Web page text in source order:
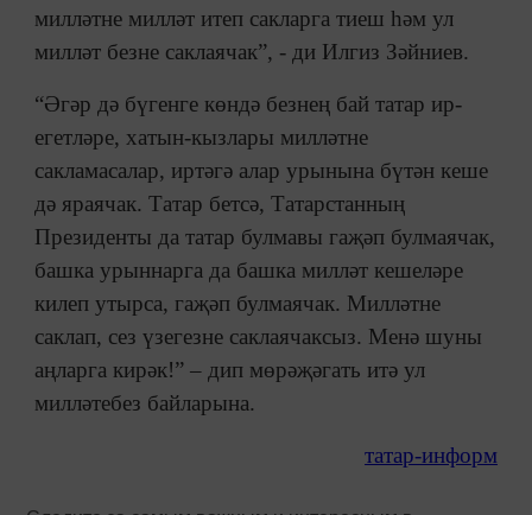
милләтне милләт итеп сакларга тиеш һәм ул
милләт безне саклаячак”, - ди Илгиз Зәйниев.
“Әгәр дә бүгенге көндә безнең бай татар ир-
егетләре, хатын-кызлары милләтне
сакламасалар, иртәгә алар урынына бүтән кеше
дә яраячак. Татар бетсә, Татарстанның
Президенты да татар булмавы гаҗәп булмаячак,
башка урыннарга да башка милләт кешеләре
килеп утырса, гаҗәп булмаячак. Милләтне
саклап, сез үзегезне саклаячаксыз. Менә шуны
аңларга кирәк!” – дип мөрәҗәгать итә ул
милләтебез байларына.
татар-информ